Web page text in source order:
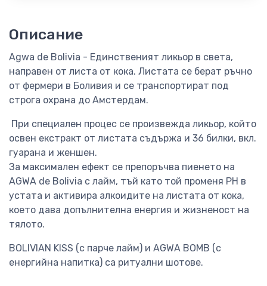
Описание
Agwa de Bolivia - Eдинственият ликьор в света,
направен от листа от кока. Листата се берат ръчно
от фермери в Боливия и се транспортират под
строга охрана до Амстердам.
При специален процес се произвежда ликьор, който
освен екстракт от листата съдържа и 36 билки, вкл.
гуарана и женшен.
За максимален ефект се препоръчва пиенето на
AGWA de Bolivia с лайм, тъй като той променя PH в
устата и активира алкоидите на листата от кока,
което дава допълнителна енергия и жизненост на
тялото.
BOLIVIAN KISS (с парче лайм) и AGWA BOMB (с
енергийна напитка) са ритуални шотове.